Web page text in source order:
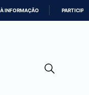
INFORMAÇÃO PARTICIPE